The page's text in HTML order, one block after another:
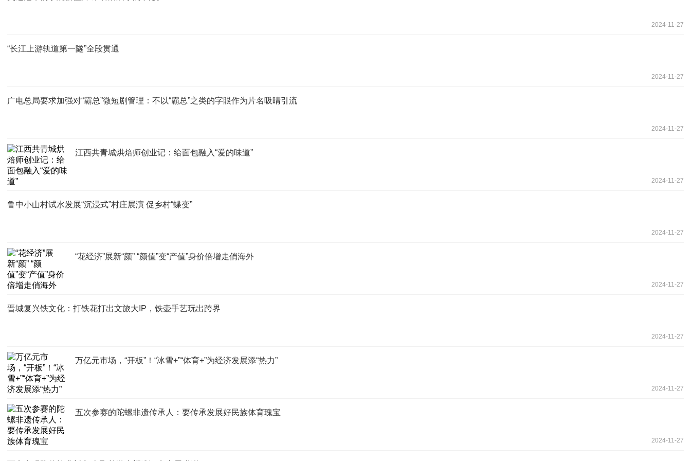
2024-11-27
“长江上游轨道第一隧”全段贯通
2024-11-27
广电总局要求加强对“霸总”微短剧管理：不以“霸总”之类的字眼作为片名吸睛引流
2024-11-27
江西共青城烘焙师创业记：给面包融入“爱的味道”
2024-11-27
鲁中小山村试水发展“沉浸式”村庄展演 促乡村“蝶变”
2024-11-27
“花经济”展新“颜” “颜值”变“产值”身价倍增走俏海外
2024-11-27
晋城复兴铁文化：打铁花打出文旅大IP，铁壶手艺玩出跨界
2024-11-27
万亿元市场，“开板”！“冰雪+”“体育+”为经济发展添“热力”
2024-11-27
五次参赛的陀螺非遗传承人：要传承发展好民族体育瑰宝
2024-11-27